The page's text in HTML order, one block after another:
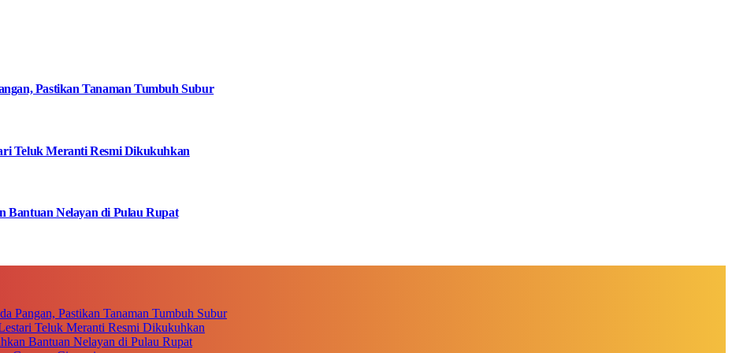
Pastikan Tanaman Tumbuh Subur
Teluk Meranti Resmi Dikukuhkan
Bantuan Nelayan di Pulau Rupat
Pangan, Pastikan Tanaman Tumbuh Subur
Teluk Meranti Resmi Dikukuhkan
Bantuan Nelayan di Pulau Rupat